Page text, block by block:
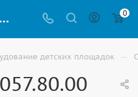
игровой площадки купить в Астрахани 0
детских площадок —